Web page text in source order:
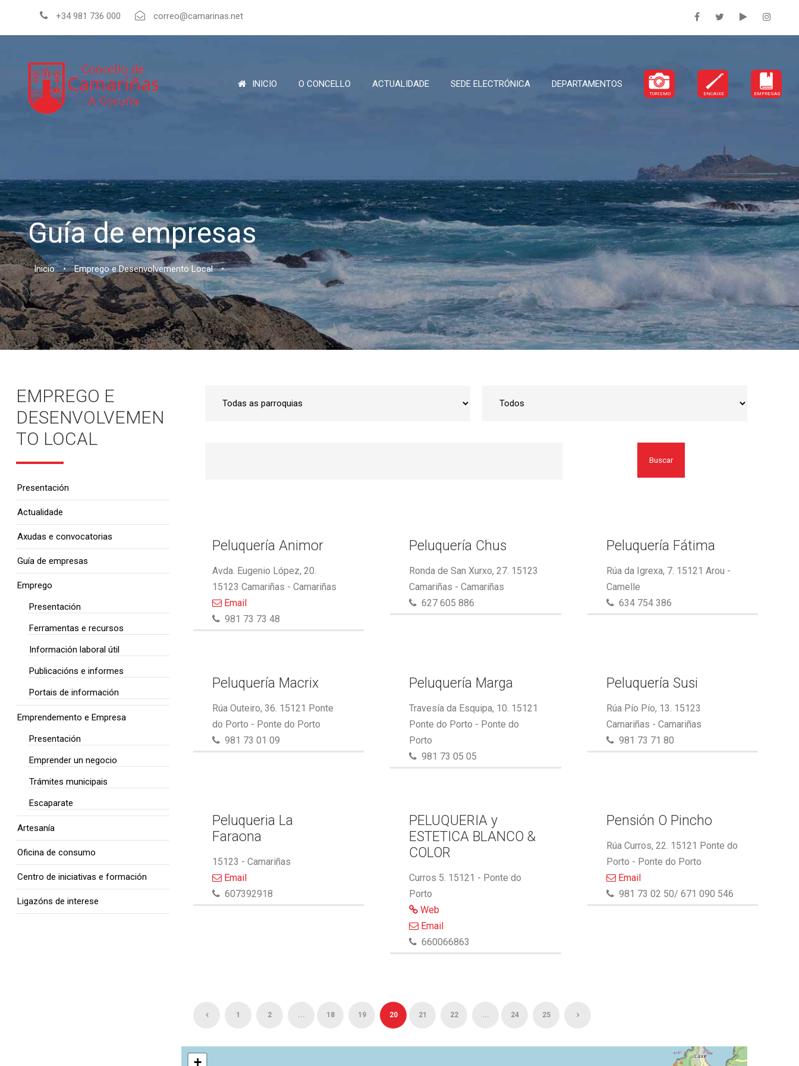
+34 981 736 000 correo@camarinas.net
INICIO O CONCELLO ACTUALIDADE SEDE ELECTRÓNICA DEPARTAMENTOS
TURISMO ENCAIXE EMPRESAS
Guía de empresas
Inicio • Emprego e Desenvolvemento Local •
Buscar
Peluquería Animor
Avda. Eugenio López, 20.
15123 Camariñas - Camariñas
Email
981 73 73 48
Peluquería Chus
Ronda de San Xurxo, 27. 15123
Camariñas - Camariñas
627 605 886
Peluquería Fátima
Rúa da Igrexa, 7. 15121 Arou -
Camelle
634 754 386
Peluquería Macrix
Rúa Outeiro, 36. 15121 Ponte
do Porto - Ponte do Porto
981 73 01 09
Peluquería Marga
Travesía da Esquipa, 10. 15121
Ponte do Porto - Ponte do
Porto
981 73 05 05
Peluquería Susi
Rúa Pío Pío, 13. 15123
Camariñas - Camariñas
981 73 71 80
Peluqueria La
Faraona
15123 - Camariñas
Email
607392918
PELUQUERIA y
ESTETICA BLANCO &
COLOR
Curros 5. 15121 - Ponte do
Porto
Web
Email
660066863
Pensión O Pincho
Rúa Curros, 22. 15121 Ponte do
Porto - Ponte do Porto
Email
981 73 02 50/ 671 090 546
1 2 ... 18 19 20 21 22 ... 24 25
+
EMPREGO E
DESENVOLVEMEN
TO LOCAL
Presentación
Actualidade
Axudas e convocatorias
Guía de empresas
Emprego
Presentación
Ferramentas e recursos
Información laboral útil
Publicacións e informes
Portais de información
Emprendemento e Empresa
Presentación
Emprender un negocio
Trámites municipais
Escaparate
Artesanía
Oficina de consumo
Centro de iniciativas e formación
Ligazóns de interese